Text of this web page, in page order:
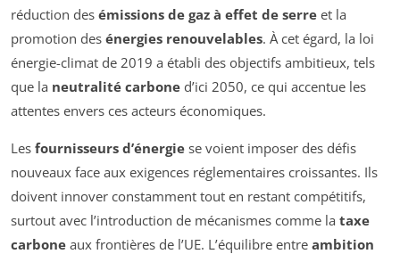
réduction des émissions de gaz à effet de serre et la
promotion des énergies renouvelables. À cet égard, la loi
énergie-climat de 2019 a établi des objectifs ambitieux, tels
que la neutralité carbone d’ici 2050, ce qui accentue les
attentes envers ces acteurs économiques.
Les fournisseurs d’énergie se voient imposer des défis
nouveaux face aux exigences réglementaires croissantes. Ils
doivent innover constamment tout en restant compétitifs,
surtout avec l’introduction de mécanismes comme la taxe
carbone aux frontières de l’UE. L’équilibre entre ambition